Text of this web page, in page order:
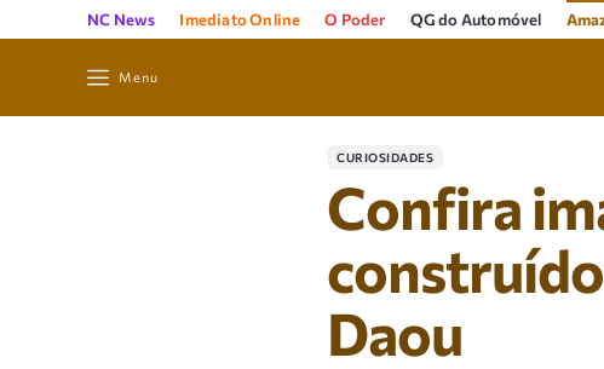
NC News Imediato Online O Poder QG do Automóvel
Menu
CURIOSIDADES
Confira
Daou